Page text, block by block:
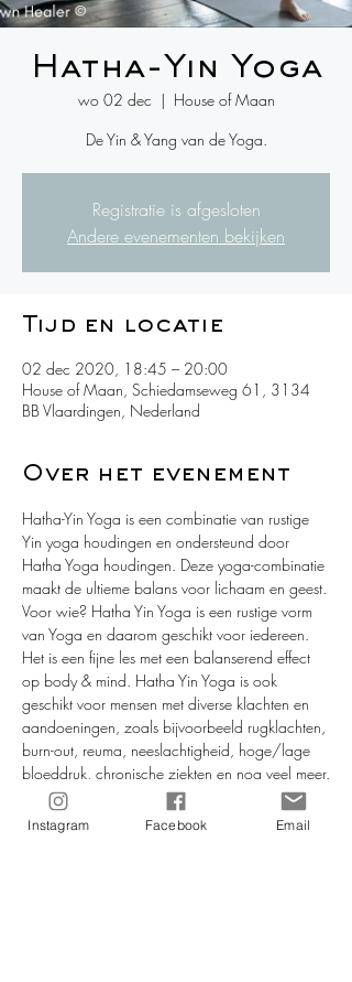
Hatha-Yin Yoga
wo 02 dec
  |
House of Maan
De Yin & Yang van de Yoga.
Registratie is afgesloten
Andere evenementen bekijken
Tijd en locatie
02 dec 2020, 18:45 – 20:00
House of Maan, Schiedamseweg 61, 3134
BB Vlaardingen, Nederland
Over het evenement
Hatha-Yin Yoga is een combinatie van rustige
Yin yoga houdingen en ondersteund door
Hatha Yoga houdingen. Deze yoga-combinatie
maakt de ultieme balans voor lichaam en geest.
Voor wie? Hatha Yin Yoga is een rustige vorm
van Yoga en daarom geschikt voor iedereen.
Het is een fijne les met een balanserend effect
op body & mind. Hatha Yin Yoga is ook
geschikt voor mensen met diverse klachten en
aandoeningen, zoals bijvoorbeeld rugklachten,
burn-out, reuma, neeslachtigheid, hoge/lage
bloeddruk, chronische ziekten en nog veel meer.
Aanmelden voor deze les doe je altijd via de
website:www.morelmora.com
Instagram Facebook Email